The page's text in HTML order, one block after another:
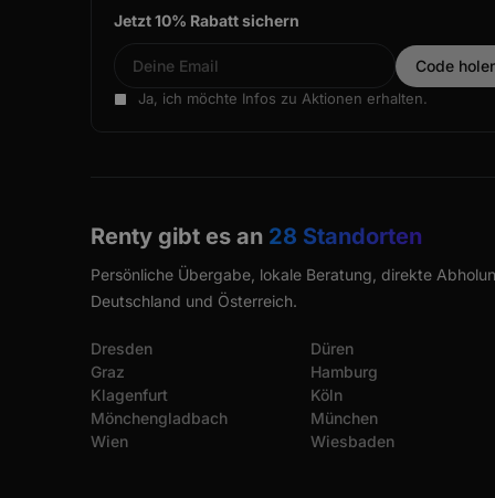
Jetzt 10% Rabatt sichern
Ja, ich möchte Infos zu Aktionen erhalten.
Renty gibt es an 28 Standorten
Persönliche Übergabe, lokale Beratung, direkte
Deutschland und Österreich.
Dresden
Graz
Klagenfurt
Mönchengladbach
Wien
Düren
Hamburg
Köln
München
Wiesbaden